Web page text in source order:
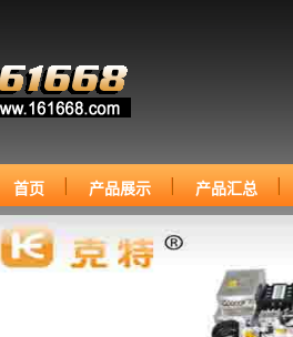
首页 产品展示 产品汇总